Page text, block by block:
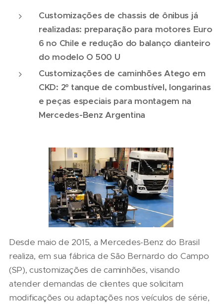
Customizações de chassis de ônibus já
realizadas: preparação para motores Euro
6 no Chile e redução do balanço dianteiro
do modelo O 500 U
Customizações de caminhões Atego em
CKD: 2º tanque de combustível, longarinas
e peças especiais para montagem na
Mercedes-Benz Argentina
Desde maio de 2015, a Mercedes-Benz do Brasil
realiza, em sua fábrica de São Bernardo do Campo
(SP), customizações de caminhões, visando
atender demandas de clientes que solicitam
modificações ou adaptações nos veículos de série,